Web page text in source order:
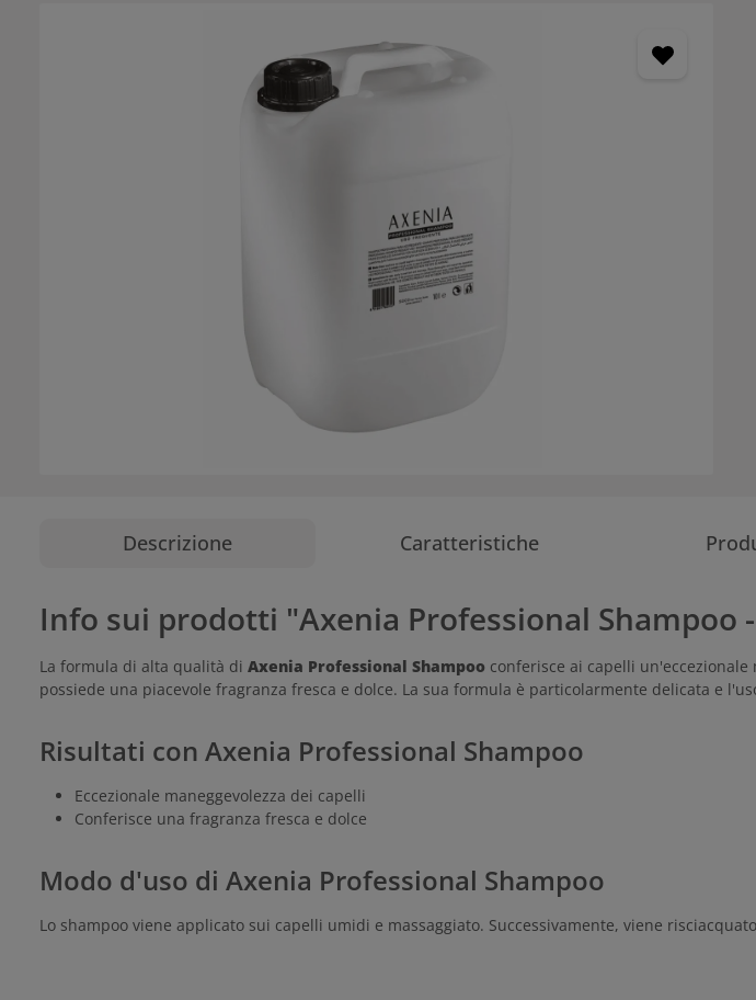
Descrizione Caratteristiche
Info sui prodotti "Axenia Professional Shampoo
La formula di alta qualità di Axenia Professional Shampoo conferisce ai capelli
possiede una piacevole fragranza fresca e dolce. La sua formula è particolarmente delicata e
Risultati con Axenia Professional Shampoo
Eccezionale maneggevolezza dei capelli
Conferisce una fragranza fresca e dolce
Modo d'uso di Axenia Professional Shampoo
Lo shampoo viene applicato sui capelli umidi e massaggiato. Successivamente, viene